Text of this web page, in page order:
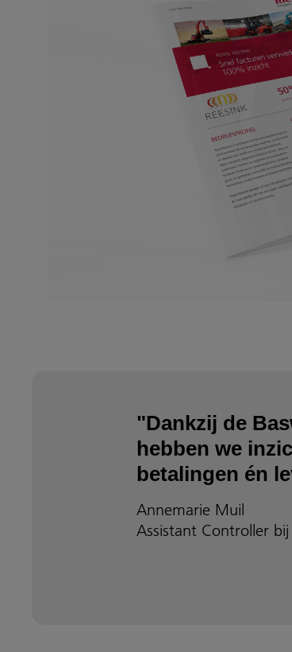
"Dankzij de
hebben we
betalingen én
Annemarie Muil
Assistant Controller bij